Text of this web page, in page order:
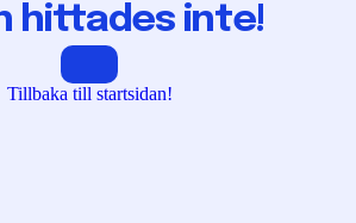
hittades inte!
Tillbaka till startsidan!